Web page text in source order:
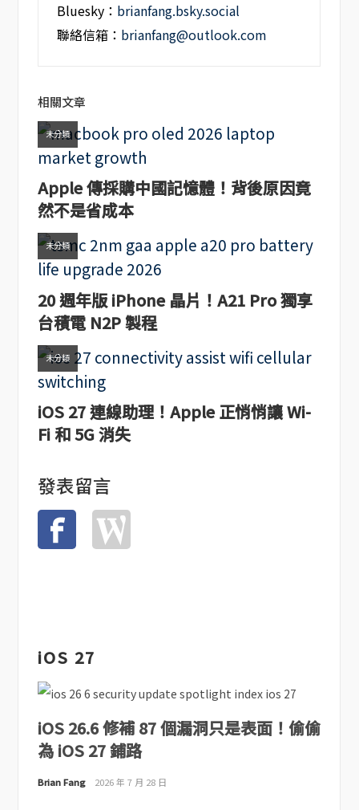
Bluesky： brianfang.bsky.social
聯絡信箱： brianfang@outlook.com
相關文章
未分類
Apple 傳採購中國記憶體！背後原因竟
然不是省成本
未分類
20 週年版 iPhone 晶片！A21 Pro 獨享
台積電 N2P 製程
未分類
iOS 27 連線助理！Apple 正悄悄讓 Wi-
Fi 和 5G 消失
發表留言
iOS 27
iOS 26.6 修補 87 個漏洞只是表面！偷偷
為 iOS 27 鋪路
Brian Fang 2026 年 7 月 28 日